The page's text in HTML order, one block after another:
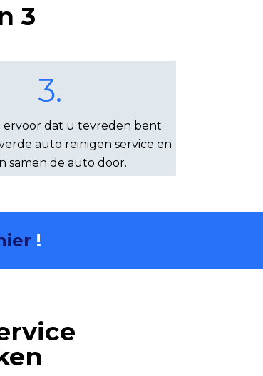
3
3.
ervoor dat u tevreden bent
auto reinigen service en
samen de auto door.
!